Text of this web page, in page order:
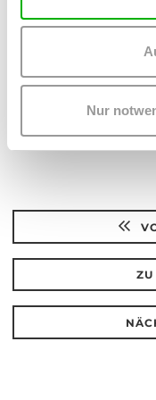
Nur
Auf
teilen
Auf
Facebook
teilen
ZU